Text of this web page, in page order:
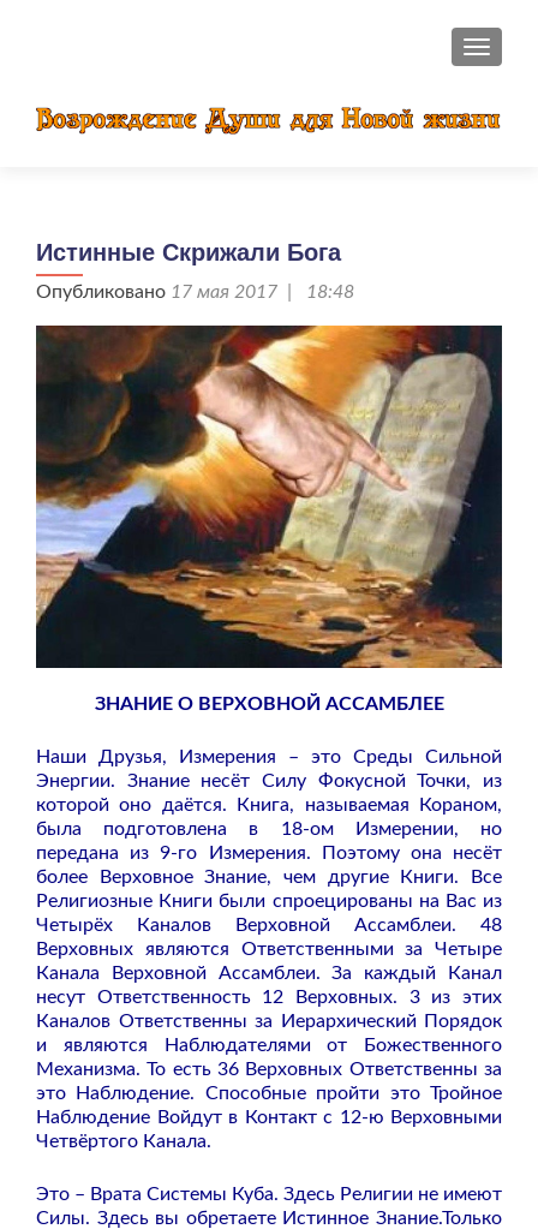
Истинные Скрижали Бога
Опубликовано 17 мая 2017 | 18:48
ЗНАНИЕ О ВЕРХОВНОЙ АССАМБЛЕЕ
Наши Друзья, Измерения – это Среды Сильной
Энергии. Знание несёт Силу Фокусной Точки, из
которой оно даётся. Книга, называемая Кораном,
была подготовлена в 18-ом Измерении, но
передана из 9-го Измерения. Поэтому она несёт
более Верховное Знание, чем другие Книги. Все
Религиозные Книги были спроецированы на Вас из
Четырёх Каналов Верховной Ассамблеи. 48
Верховных являются Ответственными за Четыре
Канала Верховной Ассамблеи. За каждый Канал
несут Ответственность 12 Верховных. 3 из этих
Каналов Ответственны за Иерархический Порядок
и являются Наблюдателями от Божественного
Механизма. То есть 36 Верховных Ответственны за
это Наблюдение. Способные пройти это Тройное
Наблюдение Войдут в Контакт с 12-ю Верховными
Четвёртого Канала.
Это – Врата Системы Куба. Здесь Религии не имеют
Силы. Здесь вы обретаете Истинное Знание.Только